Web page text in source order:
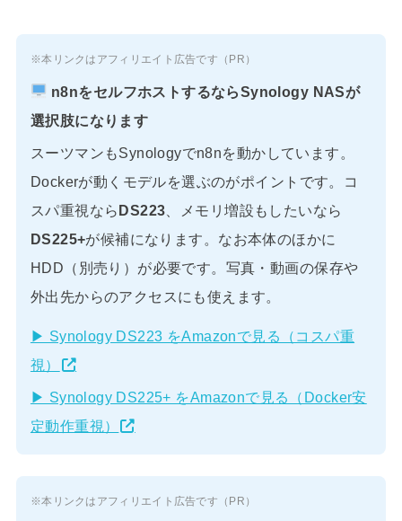
※本リンクはアフィリエイト広告です（PR）
n8nをセルフホストするならSynology NASが
選択肢になります
スーツマンもSynologyでn8nを動かしています。
Dockerが動くモデルを選ぶのがポイントです。コ
スパ重視ならDS223 、メモリ増設もしたいなら
DS225+が候補になります。なお本体のほかに
HDD（別売り）が必要です。写真・動画の保存や
外出先からのアクセスにも使えます。
▶ Synology DS223 をAmazonで見る（コスパ重
視）
▶ Synology DS225+ をAmazonで見る（Docker安
定動作重視）
※本リンクはアフィリエイト広告です（PR）